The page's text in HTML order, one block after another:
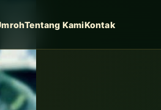
Tentang KamiKontak